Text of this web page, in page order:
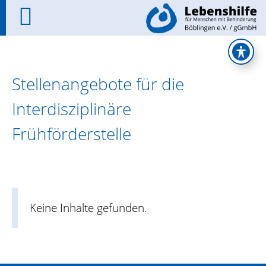
Stellenangebote für die
Interdisziplinäre
Frühförderstelle
Keine Inhalte gefunden.